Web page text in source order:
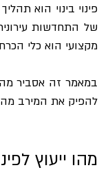
מקצועי הוא כלי
במאמר זה אסביר
להפיק את המירב
מהו ייעוץ